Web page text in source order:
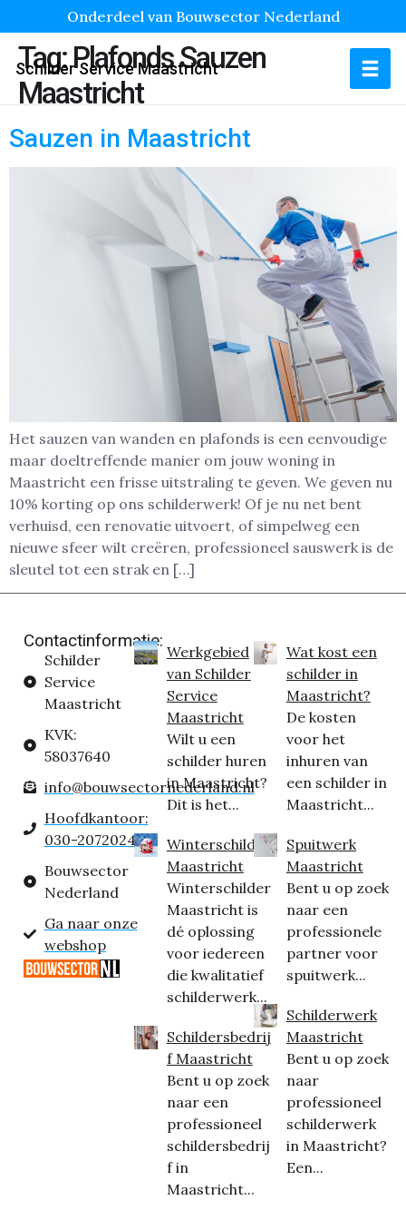
Onderdeel van Bouwsector Nederland
Schilder Service Maastricht
Tag:Plafonds Sauzen
Maastricht
Sauzen in Maastricht
Het sauzen van wanden en plafonds is een eenvoudige
maar doeltreffende manier om jouw woning in
Maastricht een frisse uitstraling te geven. We geven nu
10% korting op ons schilderwerk! Of je nu net bent
verhuisd, een renovatie uitvoert, of simpelweg een
nieuwe sfeer wilt creëren, professioneel sauswerk is de
sleutel tot een strak en […]
Contactinformatie:
Schilder
Service
Maastricht
KVK:
58037640
info@bouwsectornederland.nl
Hoofdkantoor:
030-2072024
Bouwsector
Nederland
Ga naar onze
webshop
Werkgebied
van Schilder
Service
Maastricht
Wilt u een
schilder huren
in Maastricht?
Dit is het...
Winterschilder
Maastricht
Winterschilder
Maastricht is
dé oplossing
voor iedereen
die kwalitatief
schilderwerk...
Schildersbedrij
f Maastricht
Bent u op zoek
naar een
professioneel
schildersbedrij
f in
Maastricht...
Wat kost een
schilder in
Maastricht?
De kosten
voor het
inhuren van
een schilder in
Maastricht...
Spuitwerk
Maastricht
Bent u op zoek
naar een
professionele
partner voor
spuitwerk...
Schilderwerk
Maastricht
Bent u op zoek
naar
professioneel
schilderwerk
in Maastricht?
Een...